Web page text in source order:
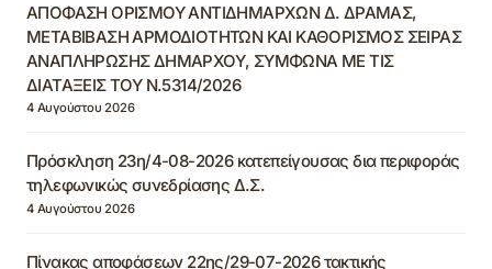
ΑΠΟΦΑΣΗ ΟΡΙΣΜΟΥ ΑΝΤΙΔΗΜΑΡΧΩΝ Δ. ΔΡΑΜΑΣ,
ΜΕΤΑΒΙΒΑΣΗ ΑΡΜΟΔΙΟΤΗΤΩΝ ΚΑΙ ΚΑΘΟΡΙΣΜΟΣ ΣΕΙΡΑΣ
ΑΝΑΠΛΗΡΩΣΗΣ ΔΗΜΑΡΧΟΥ, ΣΥΜΦΩΝΑ ΜΕ ΤΙΣ
ΔΙΑΤΑΞΕΙΣ ΤΟΥ Ν.5314/2026
4 Αυγούστου 2026
Πρόσκληση 23η/4-08-2026 κατεπείγουσας δια περιφοράς
τηλεφωνικώς συνεδρίασης Δ.Σ.
4 Αυγούστου 2026
Πίνακας αποφάσεων 22ης/29-07-2026 τακτικής